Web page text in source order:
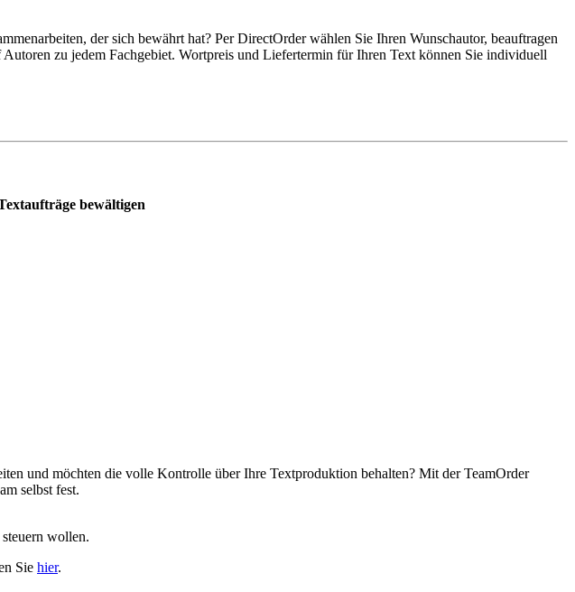
der sich bewährt hat? Per DirectOrder wählen Sie Ihren Wunschautor, beauftragen
zu jedem Fachgebiet. Wortpreis und Liefertermin für Ihren Text können Sie individuell
bewältigen
und möchten die volle Kontrolle über Ihre Textproduktion behalten? Mit der TeamOrder
selbst fest.
wollen.
Sie hier.